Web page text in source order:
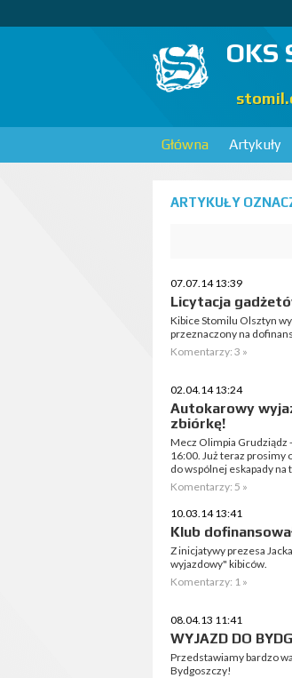
OKS
Główna Artykuły
ARTYKUŁY
07.07.14 13:39
Licytacja
Kibice Stomilu Olsztyn
przeznaczony na
Komentarzy: 3 »
02.04.14 13:24
Autokarowy
zbiórkę!
Mecz Olimpia Grudziądz
16:00. Już teraz prosimy
do wspólnej eskapady na
Komentarzy: 5 »
10.03.14 13:41
Klub
Z inicjatywy prezesa
wyjazdowy" kibiców.
Komentarzy: 1 »
08.04.13 11:41
WYJAZD DO
Przedstawiamy bardzo
Bydgoszczy!